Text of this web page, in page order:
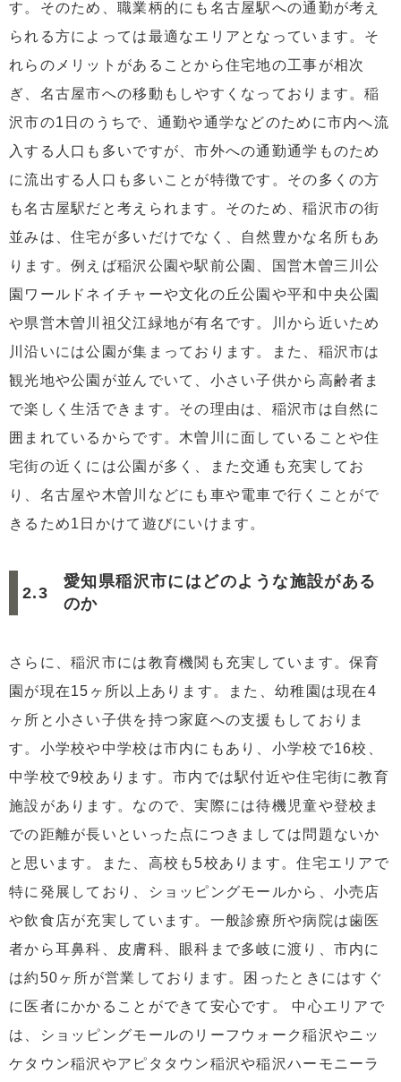
す。そのため、職業柄的にも名古屋駅への通勤が考え
られる方によっては最適なエリアとなっています。そ
れらのメリットがあることから住宅地の工事が相次
ぎ、名古屋市への移動もしやすくなっております。稲
沢市の1日のうちで、通勤や通学などのために市内へ流
入する人口も多いですが、市外への通勤通学ものため
に流出する人口も多いことが特徴です。その多くの方
も名古屋駅だと考えられます。そのため、稲沢市の街
並みは、住宅が多いだけでなく、自然豊かな名所もあ
ります。例えば稲沢公園や駅前公園、国営木曽三川公
園ワールドネイチャーや文化の丘公園や平和中央公園
や県営木曽川祖父江緑地が有名です。川から近いため
川沿いには公園が集まっております。また、稲沢市は
観光地や公園が並んでいて、小さい子供から高齢者ま
で楽しく生活できます。その理由は、稲沢市は自然に
囲まれているからです。木曽川に面していることや住
宅街の近くには公園が多く、また交通も充実してお
り、名古屋や木曽川などにも車や電車で行くことがで
きるため1日かけて遊びにいけます。
愛知県稲沢市にはどのような施設がある
のか
さらに、稲沢市には教育機関も充実しています。保育
園が現在15ヶ所以上あります。また、幼稚園は現在4
ヶ所と小さい子供を持つ家庭への支援もしておりま
す。小学校や中学校は市内にもあり、小学校で16校、
中学校で9校あります。市内では駅付近や住宅街に教育
施設があります。なので、実際には待機児童や登校ま
での距離が長いといった点につきましては問題ないか
と思います。また、高校も5校あります。住宅エリアで
特に発展しており、ショッピングモールから、小売店
や飲食店が充実しています。一般診療所や病院は歯医
者から耳鼻科、皮膚科、眼科まで多岐に渡り、市内に
は約50ヶ所が営業しております。困ったときにはすぐ
に医者にかかることができて安心です。 中心エリアで
は、ショッピングモールのリーフウォーク稲沢やニッ
ケタウン稲沢やアピタタウン稲沢や稲沢ハーモニーラ